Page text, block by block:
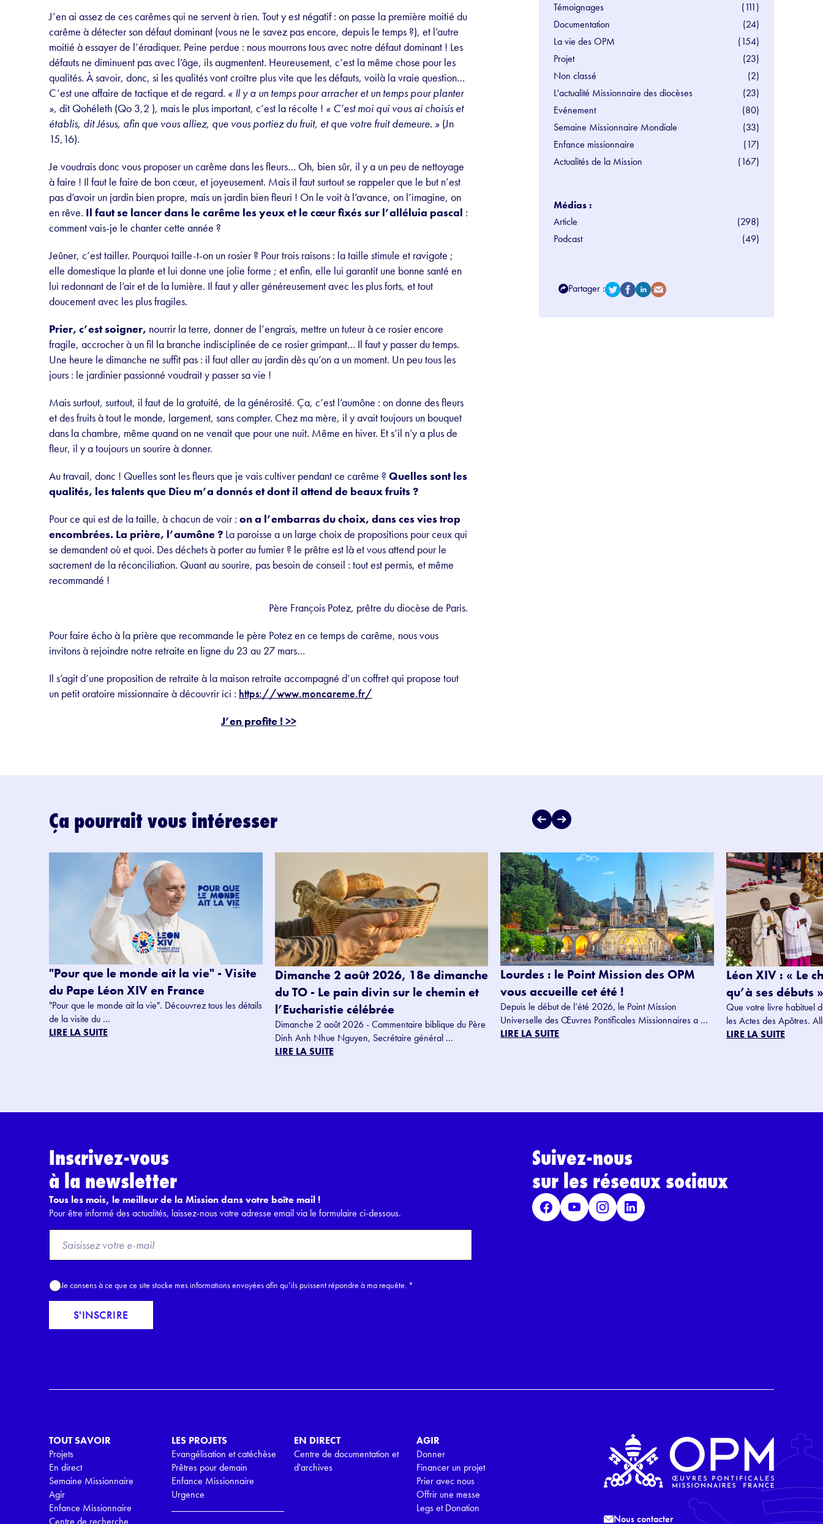
J’en ai assez de ces carêmes qui ne servent à rien. Tout y est négatif : on passe la première moitié du
carême à détecter son défaut dominant (vous ne le savez pas encore, depuis le temps ?), et l’autre
moitié à essayer de l’éradiquer. Peine perdue : nous mourrons tous avec notre défaut dominant ! Les
défauts ne diminuent pas avec l’âge, ils augmentent. Heureusement, c’est la même chose pour les
qualités. À savoir, donc, si les qualités vont croître plus vite que les défauts, voilà la vraie question…
C’est une affaire de tactique et de regard. « Il y a un temps pour arracher et un temps pour planter
», dit Qohéleth (Qo 3,2 ), mais le plus important, c’est la récolte ! « C’est moi qui vous ai choisis et
établis, dit Jésus, afin que vous alliez, que vous portiez du fruit, et que votre fruit demeure. » (Jn
15,16).
Je voudrais donc vous proposer un carême dans les fleurs… Oh, bien sûr, il y a un peu de nettoyage
à faire ! Il faut le faire de bon cœur, et joyeusement. Mais il faut surtout se rappeler que le but n’est
pas d’avoir un jardin bien propre, mais un jardin bien fleuri ! On le voit à l’avance, on l’imagine, on
en rêve. Il faut se lancer dans le carême les yeux et le cœur fixés sur l’alléluia pascal :
comment vais-je le chanter cette année ?
Jeûner, c’est tailler. Pourquoi taille-t-on un rosier ? Pour trois raisons : la taille stimule et ravigote ;
elle domestique la plante et lui donne une jolie forme ; et enfin, elle lui garantit une bonne santé en
lui redonnant de l’air et de la lumière. Il faut y aller généreusement avec les plus forts, et tout
doucement avec les plus fragiles.
Prier, c’est soigner, nourrir la terre, donner de l’engrais, mettre un tuteur à ce rosier encore
fragile, accrocher à un fil la branche indisciplinée de ce rosier grimpant… Il faut y passer du temps.
Une heure le dimanche ne suffit pas : il faut aller au jardin dès qu’on a un moment. Un peu tous les
jours : le jardinier passionné voudrait y passer sa vie !
Mais surtout, surtout, il faut de la gratuité, de la générosité. Ça, c’est l’aumône : on donne des fleurs
et des fruits à tout le monde, largement, sans compter. Chez ma mère, il y avait toujours un bouquet
dans la chambre, même quand on ne venait que pour une nuit. Même en hiver. Et s’il n’y a plus de
fleur, il y a toujours un sourire à donner.
Au travail, donc ! Quelles sont les fleurs que je vais cultiver pendant ce carême ? Quelles sont les
qualités, les talents que Dieu m’a donnés et dont il attend de beaux fruits ?
Pour ce qui est de la taille, à chacun de voir : on a l’embarras du choix, dans ces vies trop
encombrées. La prière, l’aumône ? La paroisse a un large choix de propositions pour ceux qui
se demandent où et quoi. Des déchets à porter au fumier ? le prêtre est là et vous attend pour le
sacrement de la réconciliation. Quant au sourire, pas besoin de conseil : tout est permis, et même
recommandé !
Père François Potez, prêtre du diocèse de Paris.
Pour faire écho à la prière que recommande le père Potez en ce temps de carême, nous vous
invitons à rejoindre notre retraite en ligne du 23 au 27 mars…
Il s’agit d’une proposition de retraite à la maison retraite accompagné d’un coffret qui propose tout
un petit oratoire missionnaire à découvrir ici : https://www.moncareme.fr/
J’en profite ! >>
Témoignages
(111)
Documentation
(24)
La vie des OPM
(154)
Projet
(23)
Non classé
(2)
L'actualité Missionnaire des diocèses
(23)
Evénement
(80)
Semaine Missionnaire Mondiale
(33)
Enfance missionnaire
(17)
Actualités de la Mission
(167)
Médias :
Article
(298)
Podcast
(49)
Partager :
Ça pourrait vous intéresser
"Pour que le monde ait la vie" - Visite
du Pape Léon XIV en France
"Pour que le monde ait la vie". Découvrez tous les détails
de la visite du ...
LIRE LA SUITE
Dimanche 2 août 2026, 18e dimanche
du TO - Le pain divin sur le chemin et
l’Eucharistie célébrée
Dimanche 2 août 2026 - Commentaire biblique du Père
Dinh Anh Nhue Nguyen, Secrétaire général ...
LIRE LA SUITE
Lourdes : le Point Mission des OPM
vous accueille cet été !
Depuis le début de l’été 2026, le Point Mission
Universelle des Œuvres Pontificales Missionnaires a ...
LIRE LA SUITE
Léon XIV : « Le
qu’à ses débuts
Que votre livre habituel
les Actes des Apôtres.
LIRE LA SUITE
Inscrivez-vous
à la newsletter
Tous les mois, le meilleur de la Mission dans votre boîte mail !
Pour être informé des actualités, laissez-nous votre adresse email via le formulaire ci-dessous.
o
E
m
i
A
c
P
Je consens à ce que ce site stocke mes informations envoyées afin qu’ils puissent répondre à ma requête. *
S'INSCRIRE
Suivez-nous
sur les réseaux sociaux
TOUT SAVOIR
Projets
En direct
Semaine Missionnaire
Agir
Enfance Missionnaire
Centre de recherche
LES PROJETS
Evangélisation et catéchèse
Prêtres pour demain
Enfance Missionnaire
Urgence
EN DIRECT
Centre de documentation et
d'archives
AGIR
Donner
Financer un projet
Prier avec nous
Offrir une messe
Legs et Donation
Nous contacter